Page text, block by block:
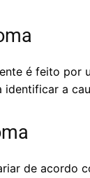
é feito por
a
de acordo